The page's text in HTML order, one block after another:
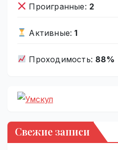
Проигранные: 2
Активные:1
Проходимость: 88%
Свежие записи